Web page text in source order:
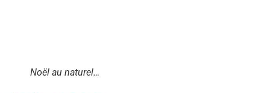
Noël au naturel…